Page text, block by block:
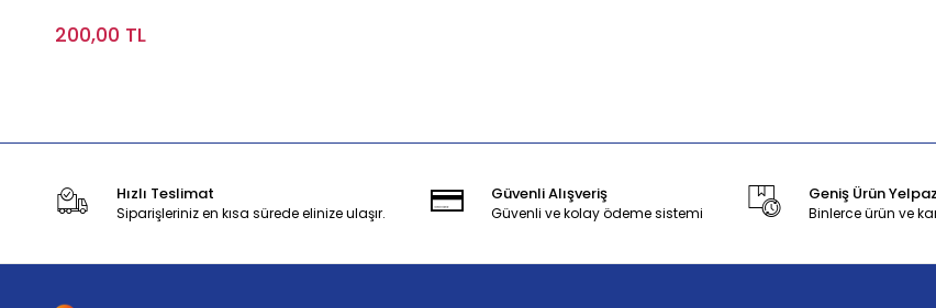
200,00 TL
Hızlı Teslimat
Siparişleriniz en kısa sürede elinize ulaşır.
Güvenli Alışveriş
Güvenli ve kolay ödeme sistemi
Geniş Ürün
Binlerce ürün ve